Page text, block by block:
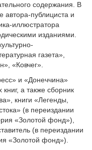
содержания. В
автора-публициста и
иллюстратора
изданиями.
газета»,
«Ковчег».
и «Донеччина»
а также сборник
книги «Легенды,
(в переиздании
«Золотой фонд»),
(в переиздании
«Золотой фонд»).